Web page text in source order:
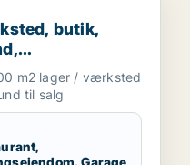
hotel,
butik, restaurant,
butik,
garage til
m.fl.
m2 lager / værksted
til salg
Garage